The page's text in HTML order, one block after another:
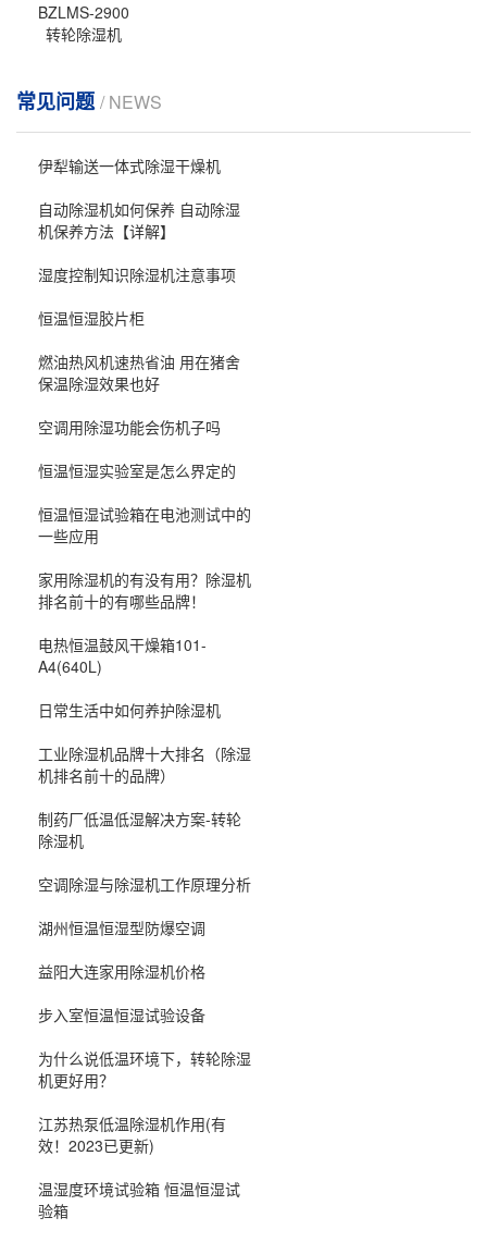
BZLMS-2900
转轮除湿机
常见问题/ NEWS
伊犁输送一体式除湿干燥机
自动除湿机如何保养 自动除湿
机保养方法【详解】
湿度控制知识除湿机注意事项
恒温恒湿胶片柜
燃油热风机速热省油 用在猪舍
保温除湿效果也好
空调用除湿功能会伤机子吗
恒温恒湿实验室是怎么界定的
恒温恒湿试验箱在电池测试中的
一些应用
家用除湿机的有没有用？除湿机
排名前十的有哪些品牌！
电热恒温鼓风干燥箱101-
A4(640L)
日常生活中如何养护除湿机
工业除湿机品牌十大排名（除湿
机排名前十的品牌）
制药厂低温低湿解决方案-转轮
除湿机
空调除湿与除湿机工作原理分析
湖州恒温恒湿型防爆空调
益阳大连家用除湿机价格
步入室恒温恒湿试验设备
为什么说低温环境下，转轮除湿
机更好用？
江苏热泵低温除湿机作用(有
效！2023已更新)
温湿度环境试验箱 恒温恒湿试
验箱